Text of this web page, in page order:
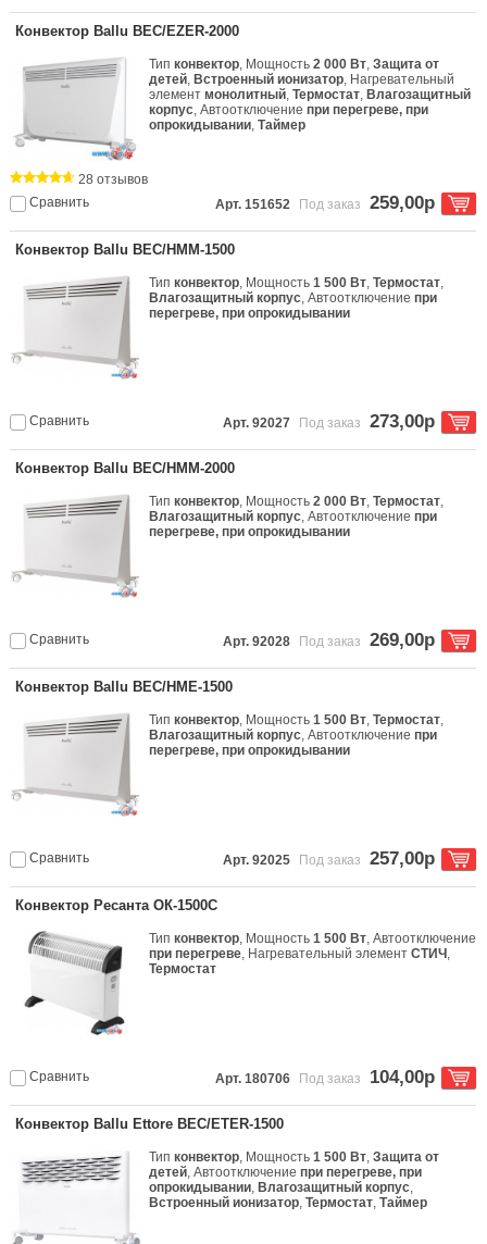
Конвектор Ballu BEC/EZER-2000
Типконвектор, Мощность2 000 Вт,Защита от
детей, Встроенный ионизатор, Нагревательный
элементмонолитный,Термостат, Влагозащитный
корпус, Автоотключениепри перегреве, при
опрокидывании,Таймер
Сравнить
28 отзывов
Арт. 151652
Под заказ 259,00р
Конвектор Ballu BEC/HMM-1500
Типконвектор, Мощность1 500 Вт,Термостат,
Влагозащитный корпус, Автоотключениепри
перегреве, при опрокидывании
Сравнить Арт. 92027 Под заказ 273,00р
Конвектор Ballu BEC/HMM-2000
Типконвектор, Мощность2 000 Вт,Термостат,
Влагозащитный корпус, Автоотключениепри
перегреве, при опрокидывании
Сравнить Арт. 92028 Под заказ 269,00р
Конвектор Ballu BEC/HME-1500
Типконвектор, Мощность1 500 Вт,Термостат,
Влагозащитный корпус, Автоотключениепри
перегреве, при опрокидывании
Сравнить Арт. 92025 Под заказ 257,00р
Конвектор Ресанта ОК-1500С
Типконвектор, Мощность1 500 Вт, Автоотключение
при перегреве, Нагревательный элементСТИЧ ,
Термостат
Сравнить Арт. 180706 Под заказ 104,00р
Конвектор Ballu Ettore BEC/ETER-1500
Типконвектор, Мощность1 500 Вт,Защита от
детей, Автоотключениепри перегреве, при
опрокидывании, Влагозащитный корпус,
Встроенный ионизатор,Термостат,Таймер